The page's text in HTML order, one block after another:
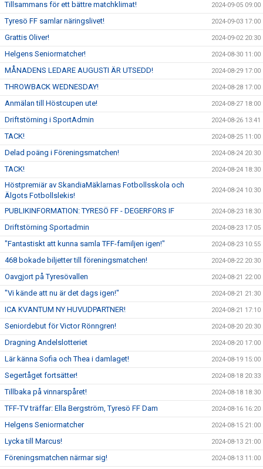
Tillsammans för ett bättre matchklimat! 2024-09-05 09:00
Tyresö FF samlar näringslivet! 2024-09-03 17:00
Grattis Oliver! 2024-09-02 20:30
Helgens Seniormatcher! 2024-08-30 11:00
MÅNADENS LEDARE AUGUSTI ÄR UTSEDD! 2024-08-29 17:00
THROWBACK WEDNESDAY! 2024-08-28 17:00
Anmälan till Höstcupen ute! 2024-08-27 18:00
Driftstörning i SportAdmin 2024-08-26 13:41
TACK! 2024-08-25 11:00
Delad poäng i Föreningsmatchen! 2024-08-24 20:30
TACK! 2024-08-24 18:30
Höstpremiär av SkandiaMäklarnas Fotbollsskola och
Älgots Fotbollslekis!
2024-08-24 10:30
PUBLIKINFORMATION: TYRESÖ FF - DEGERFORS IF 2024-08-23 18:30
Driftstörning Sportadmin 2024-08-23 17:05
"Fantastiskt att kunna samla TFF-familjen igen!" 2024-08-23 10:55
468 bokade biljetter till föreningsmatchen! 2024-08-22 20:30
Oavgjort på Tyresövallen 2024-08-21 22:00
"Vi kände att nu är det dags igen!" 2024-08-21 21:30
ICA KVANTUM NY HUVUDPARTNER! 2024-08-21 17:10
Seniordebut för Victor Rönngren! 2024-08-20 20:30
Dragning Andelslotteriet 2024-08-20 17:00
Lär känna Sofia och Thea i damlaget! 2024-08-19 15:00
Segertåget fortsätter! 2024-08-18 20:33
Tillbaka på vinnarspåret! 2024-08-18 18:30
TFF-TV träffar: Ella Bergström, Tyresö FF Dam 2024-08-16 16:20
Helgens Seniormatcher 2024-08-15 21:00
Lycka till Marcus! 2024-08-13 21:00
Föreningsmatchen närmar sig! 2024-08-13 11:00